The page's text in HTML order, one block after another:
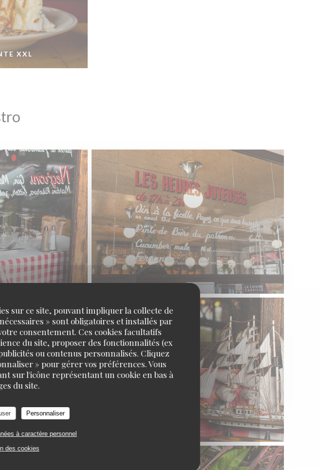
sur ce site, pouvant impliquer la collecte de
» sont obligatoires et installés par
consentement. Ces cookies facultatifs
du site, proposer des fonctionnalités (ex
ou contenus personnalisés. Cliquez
» pour gérer vos préférences. Vous
sur l'icône représentant un cookie en bas à
du site.
Personnaliser
à caractère personnel
des cookies
XXL